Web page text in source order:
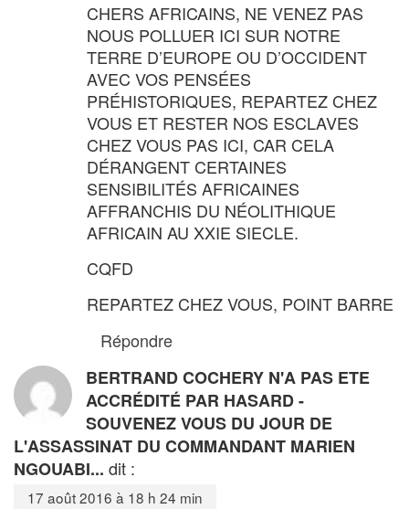
CHERS AFRICAINS, NE VENEZ PAS
NOUS POLLUER ICI SUR NOTRE
TERRE D’EUROPE OU D’OCCIDENT
AVEC VOS PENSÉES
PRÉHISTORIQUES, REPARTEZ CHEZ
VOUS ET RESTER NOS ESCLAVES
CHEZ VOUS PAS ICI, CAR CELA
DÉRANGENT CERTAINES
SENSIBILITÉS AFRICAINES
AFFRANCHIS DU NÉOLITHIQUE
AFRICAIN AU XXIE SIECLE.
CQFD
REPARTEZ CHEZ VOUS, POINT BARRE
Répondre
BERTRAND COCHERY N'A PAS ETE
ACCRÉDITÉ PAR HASARD -
SOUVENEZ VOUS DU JOUR DE
L'ASSASSINAT DU COMMANDANT MARIEN
NGOUABI... dit :
17 août 2016 à 18 h 24 min